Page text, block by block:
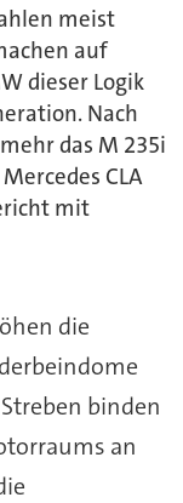
meist
auf
dieser Logik
Nach
das M 235i
CLA
mit
die
binden
an